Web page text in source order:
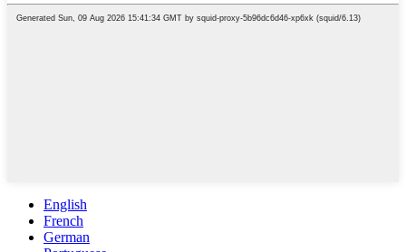
English
French
German